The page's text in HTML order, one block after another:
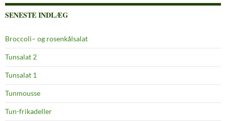
SENESTE INDLÆG
Broccoli– og rosenkålsalat
Tunsalat 2
Tunsalat 1
Tunmousse
Tun-frikadeller